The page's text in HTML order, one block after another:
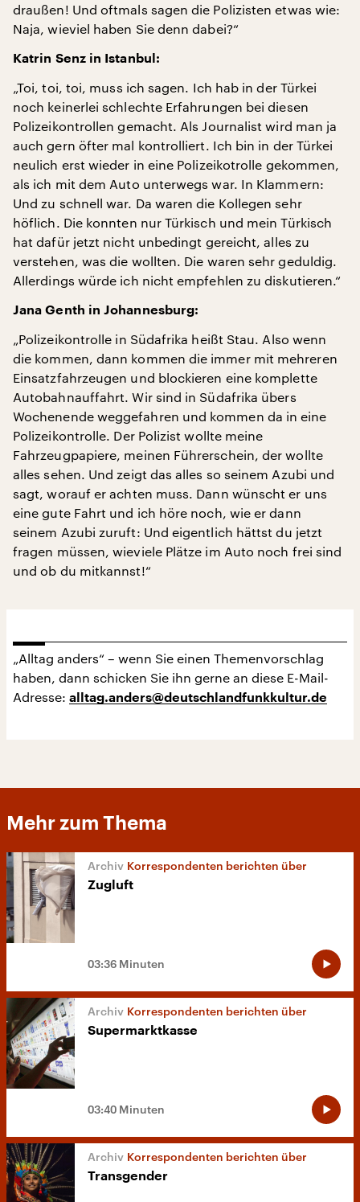
draußen! Und oftmals sagen die Polizisten etwas wie:
Naja, wieviel haben Sie denn dabei?“
Katrin Senz in Istanbul:
„Toi, toi, toi, muss ich sagen. Ich hab in der Türkei
noch keinerlei schlechte Erfahrungen bei diesen
Polizeikontrollen gemacht. Als Journalist wird man ja
auch gern öfter mal kontrolliert. Ich bin in der Türkei
neulich erst wieder in eine Polizeikotrolle gekommen,
als ich mit dem Auto unterwegs war. In Klammern:
Und zu schnell war. Da waren die Kollegen sehr
höflich. Die konnten nur Türkisch und mein Türkisch
hat dafür jetzt nicht unbedingt gereicht, alles zu
verstehen, was die wollten. Die waren sehr geduldig.
Allerdings würde ich nicht empfehlen zu diskutieren.“
Jana Genth in Johannesburg:
„Polizeikontrolle in Südafrika heißt Stau. Also wenn
die kommen, dann kommen die immer mit mehreren
Einsatzfahrzeugen und blockieren eine komplette
Autobahnauffahrt. Wir sind in Südafrika übers
Wochenende weggefahren und kommen da in eine
Polizeikontrolle. Der Polizist wollte meine
Fahrzeugpapiere, meinen Führerschein, der wollte
alles sehen. Und zeigt das alles so seinem Azubi und
sagt, worauf er achten muss. Dann wünscht er uns
eine gute Fahrt und ich höre noch, wie er dann
seinem Azubi zuruft: Und eigentlich hättst du jetzt
fragen müssen, wieviele Plätze im Auto noch frei sind
und ob du mitkannst!“
„Alltag anders“ – wenn Sie einen Themenvorschlag
haben, dann schicken Sie ihn gerne an diese E-Mail-
Adresse: alltag.anders@deutschlandfunkkultur.de
Mehr zum Thema
Korrespondenten berichten über
Zugluft
03:36 Minuten
Korrespondenten berichten über
Supermarktkasse
03:40 Minuten
Korrespondenten berichten über
Transgender